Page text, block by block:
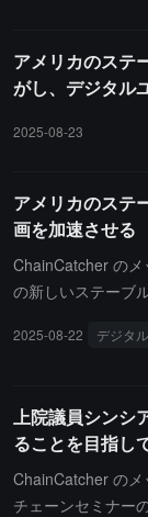
表しました。
画を再考している
集権型と分散型、
アメリカのステ
がし、デジタル
2025-08-23
アメリカのステ
画を加速させる
ChainCatcher の
の新しいステーブ
計画を加速させて
たちはデジタルユ
のパブリックブロ
2025-08-22 デジタ
上院議員シンシ
ることを目指し
ChainCatcher の
チェーンセミナー